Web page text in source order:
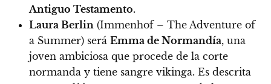
Antiguo Testamento.
Laura Berlin (Immenhof – The Adventure of
a Summer) será Emma de Normandía, una
joven ambiciosa que procede de la corte
normanda y tiene sangre vikinga. Es descrita